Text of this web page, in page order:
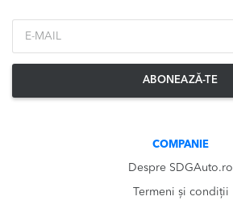
ABONEAZĂ-TE
COMPANIE
Despre SDGAuto.ro
Termeni și condiții